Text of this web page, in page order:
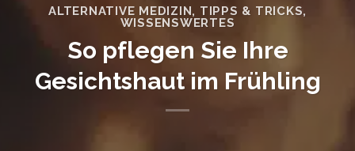
ALTERNATIVE MEDIZIN, TIPPS & TRICKS,
WISSENSWERTES
So pflegen Sie Ihre
Gesichtshaut im Frühling